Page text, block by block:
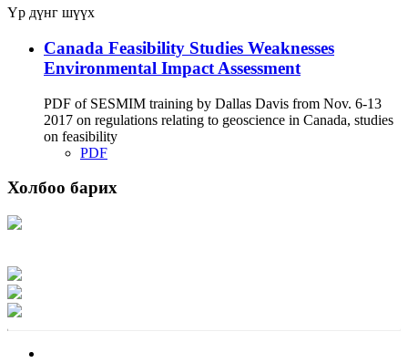
Үр дүнг шүүх
Canada Feasibility Studies Weaknesses
Environmental Impact Assessment
PDF of SESMIM training by Dallas Davis from Nov. 6-13
2017 on regulations relating to geoscience in Canada, studies
on feasibility
PDF
Холбоо барих